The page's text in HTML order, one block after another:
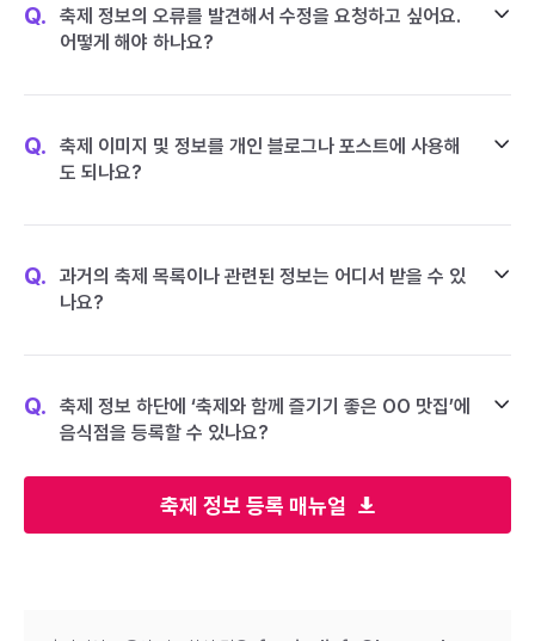
축제 정보 등록 매뉴얼
Q.
축제 정보의 오류를 발견해서 수정을 요청하고 싶어요.
어떻게 해야 하나요?
Q.
축제 이미지 및 정보를 개인 블로그나 포스트에 사용해
도 되나요?
Q.
과거의 축제 목록이나 관련된 정보는 어디서 받을 수 있
나요?
Q.
축제 정보 하단에 ‘축제와 함께 즐기기 좋은 OO 맛집’에
음식점을 등록할 수 있나요?